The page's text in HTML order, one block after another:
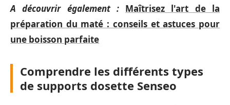
A découvrir également : Maîtrisez l'art de la
préparation du maté : conseils et astuces pour
une boisson parfaite
Comprendre les différents types
de supports dosette Senseo